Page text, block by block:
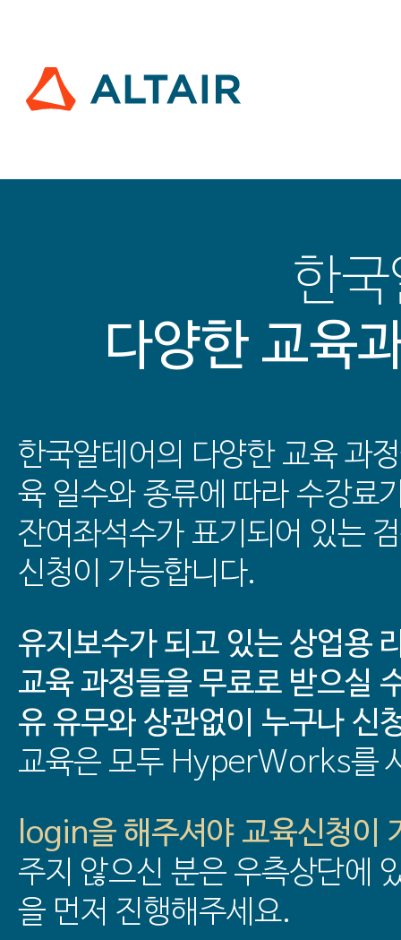
한
다양한 교육
한국알테어의 다양한 교육 과
육 일수와 종류에 따라 수강료
잔여좌석수가 표기되어 있는
신청이 가능합니다.
유지보수가 되고 있는 상업용
교육 과정들을 무료로 받으실
유 유무와 상관없이 누구나 신
교육은 모두 HyperWorks를
login을 해주셔야 교육신청이
주지 않으신 분은 우측상단에
을 먼저 진행해주세요.